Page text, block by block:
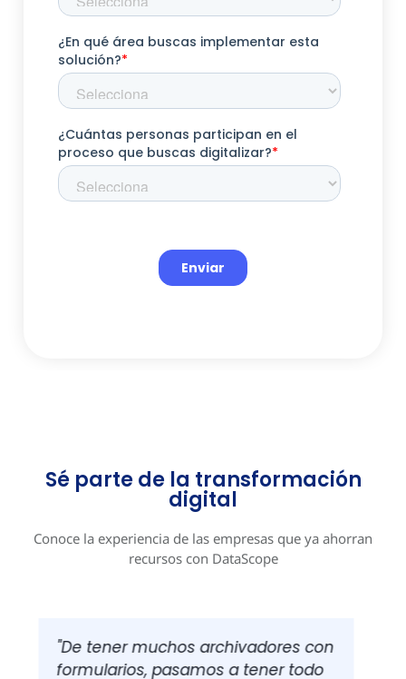
Sé parte de la transformación
digital
Conoce la experiencia de las empresas que ya ahorran
recursos con DataScope
“La plataforma nos dejó registrar
todas las inspecciones y nos daba